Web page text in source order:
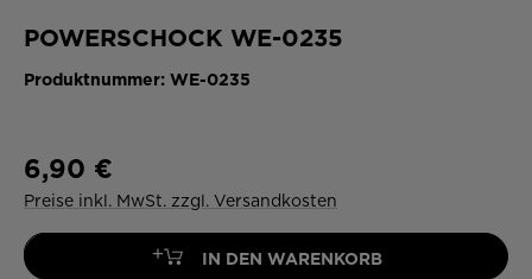
POWERSCHOCK WE-0235
Produktnummer: WE-0235
6,90 €
Preise inkl. MwSt. zzgl. Versandkosten
+ IN DEN WARENKORB